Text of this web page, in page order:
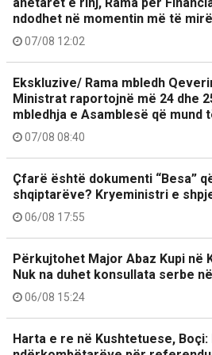
ndodhet në momentin më të mirë
07/08 12:02
Ekskluzive/ Rama mbledh
Ministrat raportojnë më 24 dhe
mbledhja e Asamblesë që mund
07/08 08:40
Çfarë është dokumenti “Besa”
shqiptarëve? Kryeministri e
06/08 17:55
Përkujtohet Major Abaz Kupi në
Nuk na duhet konsullata serbe
06/08 15:24
Harta e re në Kushtetuese, Boçi: